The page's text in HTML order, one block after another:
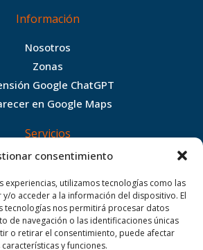
consentimiento
experiencias, utilizamos tecnologías como las
o acceder a la información del dispositivo. El
tecnologías nos permitirá procesar datos
de navegación o las identificaciones únicas
o retirar el consentimiento, puede afectar
y funciones.
k
i
t
e
s
a
a
m
Información
Nosotros
Zonas
Google ChatGPT
en Google Maps
Servicios
Diseño web
Aplicaciones web
web
Hosting web
web